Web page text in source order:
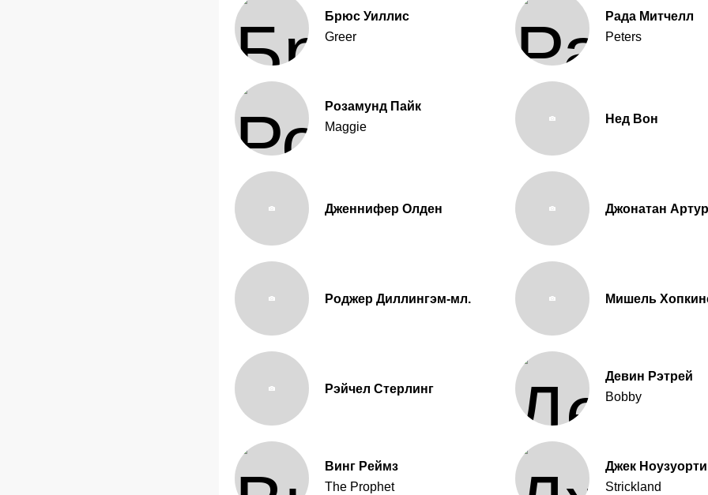
Брюс Уиллис
Greer
Рада Митчелл
Peters
Розамунд Пайк
Maggie
Нед Вон
Дженнифер Олден Джонатан Артур
Роджер Диллингэм-мл. Мишель
Рэйчел Стерлинг
Девин Рэтрей
Bobby
Винг Реймз
The Prophet
Джек Ноузуорти
Strickland